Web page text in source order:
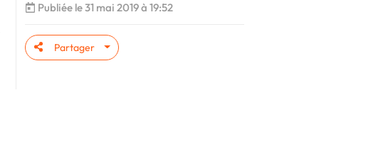
Publiée le 31 mai 2019 à 19:52
Partager